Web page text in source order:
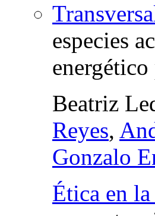
especies
Beatriz
Reyes,
Gonzalo
Ética en